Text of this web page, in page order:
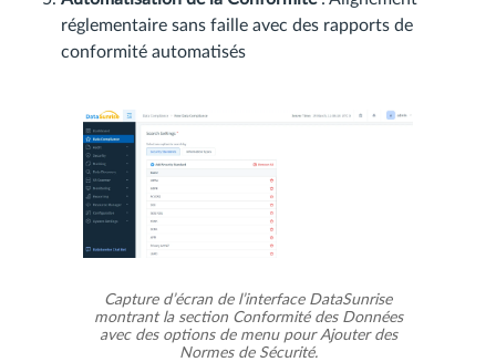
réglementaire sans faille avec des rapports de
conformité automatisés
Capture d’écran de l’interface DataSunrise
montrant la section Conformité des Données
avec des options de menu pour Ajouter des
Normes de Sécurité.